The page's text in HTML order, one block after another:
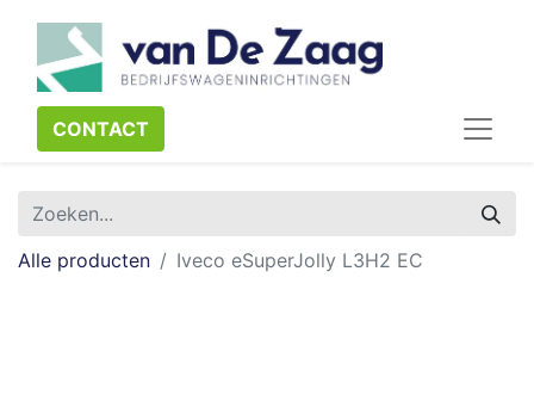
CONTACT​​​​
Alle producten Iveco eSuperJolly L3H2 EC